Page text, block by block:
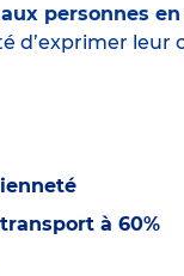
personnes
d’exprimer leur
à 60%